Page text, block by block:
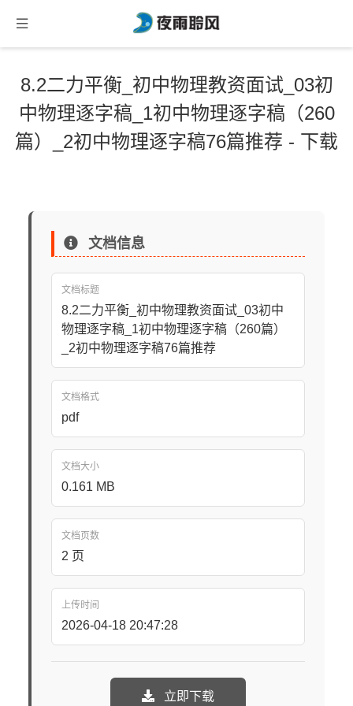
8.2二力平衡_初中物理教资面试_03初
中物理逐字稿_1初中物理逐字稿（260
篇）_2初中物理逐字稿76篇推荐 - 下载
文档信息
文档标题
8.2二力平衡_初中物理教资面试_03初中
物理逐字稿_1初中物理逐字稿（260篇）
_2初中物理逐字稿76篇推荐
文档格式
pdf
文档大小
0.161 MB
文档页数
2 页
上传时间
2026-04-18 20:47:28
立即下载